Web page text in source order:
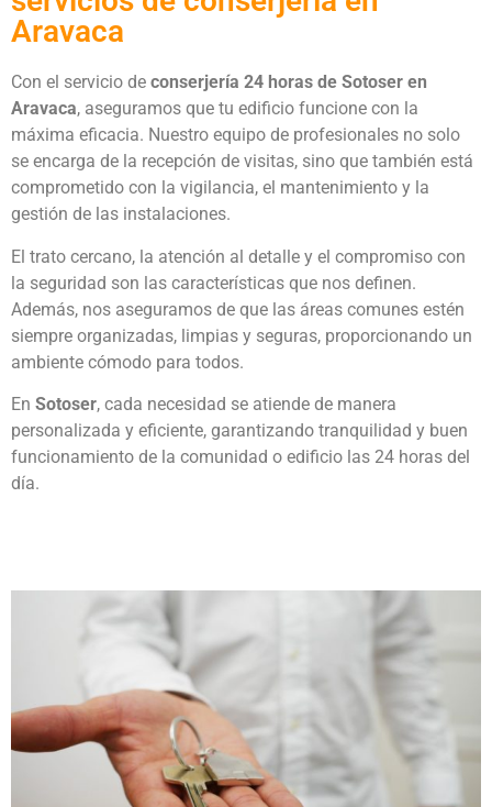
Aravaca
Con el servicio de conserjería 24 horas de Sotoser en
Aravaca, aseguramos que tu edificio funcione con la
máxima eficacia. Nuestro equipo de profesionales no solo
se encarga de la recepción de visitas, sino que también está
comprometido con la vigilancia, el mantenimiento y la
gestión de las instalaciones.
El trato cercano, la atención al detalle y el compromiso con
la seguridad son las características que nos definen.
Además, nos aseguramos de que las áreas comunes estén
siempre organizadas, limpias y seguras, proporcionando un
ambiente cómodo para todos.
En Sotoser, cada necesidad se atiende de manera
personalizada y eficiente, garantizando tranquilidad y buen
funcionamiento de la comunidad o edificio las 24 horas del
día.